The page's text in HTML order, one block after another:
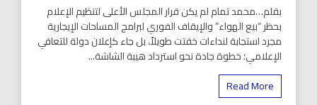
بقلم…محمد تمام لم يكن قرار المجلس الأعلى لتنظيم الإعلام
بحظر “بيع الهواء” والإيقاف الفوري لبرامج المساحات الإيجارية
مجرد استجابة لنداءات خفتت طويلاً، بل جاء كإعلان دولة للتعافي
الإعلامي؛ خطوة جادة نحو استرداد هيبة الشاشة...
Read More